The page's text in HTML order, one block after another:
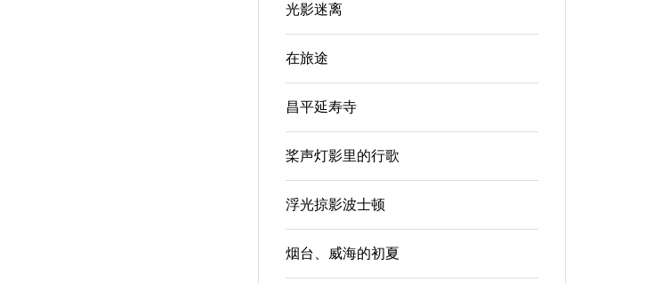
光影迷离
在旅途
昌平延寿寺
桨声灯影里的行歌
浮光掠影波士顿
烟台、威海的初夏